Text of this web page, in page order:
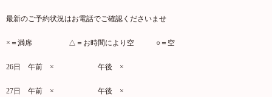
最新のご予約状況はお電話でご確認くださいませ
×＝満席 △＝お時間により空 ○＝空
26日 午前 × 午後 ×
27日 午前 × 午後 ×